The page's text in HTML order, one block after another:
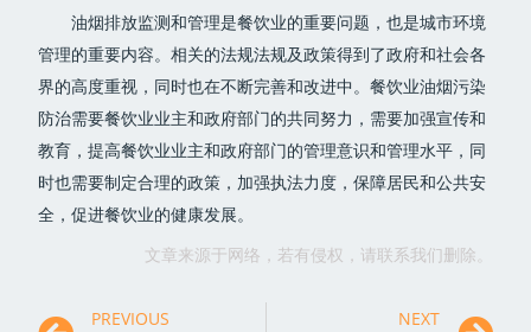
油烟排放监测和管理是餐饮业的重要问题，也是城市环境
管理的重要内容。相关的法规法规及政策得到了政府和社会各
界的高度重视，同时也在不断完善和改进中。餐饮业油烟污染
防治需要餐饮业业主和政府部门的共同努力，需要加强宣传和
教育，提高餐饮业业主和政府部门的管理意识和管理水平，同
时也需要制定合理的政策，加强执法力度，保障居民和公共安
全，促进餐饮业的健康发展。
文章来源于网络，若有侵权，请联系我们删除。
PREVIOUS
NEXT